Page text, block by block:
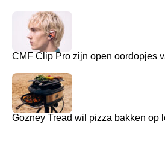
CMF Clip Pro zijn open oordopjes
Gozney Tread wil pizza bakken op